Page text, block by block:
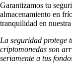
Garantizamos tu
almacenamiento en
tranquilidad en
La seguridad protege
criptomonedas son
seriamente a tus